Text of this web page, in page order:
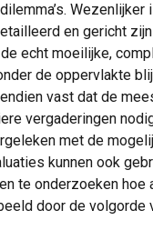
en gericht
de echt moeilijke,
de oppervlakte
vast dat de
vergaderingen
met de
kunnen ook
te onderzoeken hoe
door de volgorde